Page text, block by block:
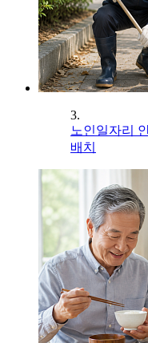
3.
노인일자리
배치